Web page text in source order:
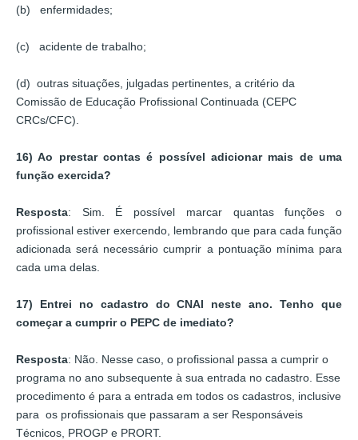
(b) enfermidades;
(c) acidente de trabalho;
(d) outras situações, julgadas pertinentes, a critério da
Comissão de Educação Profissional Continuada (CEPC
CRCs/CFC).
16) Ao prestar contas é possível adicionar mais de uma
função exercida?
Resposta: Sim. É possível marcar quantas funções o
profissional estiver exercendo, lembrando que para cada função
adicionada será necessário cumprir a pontuação mínima para
cada uma delas.
17) Entrei no cadastro do CNAI neste ano. Tenho que
começar a cumprir o PEPC de imediato?
Resposta: Não. Nesse caso, o profissional passa a cumprir o
programa no ano subsequente à sua entrada no cadastro. Esse
procedimento é para a entrada em todos os cadastros, inclusive
para os profissionais que passaram a ser Responsáveis
Técnicos, PROGP e PRORT.